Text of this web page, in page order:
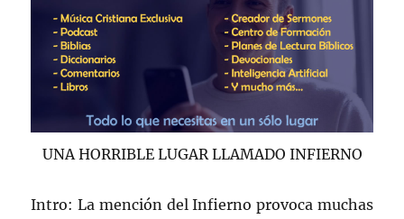
UNA HORRIBLE LUGAR LLAMADO INFIERNO
Intro: La mención del Infierno provoca muchas